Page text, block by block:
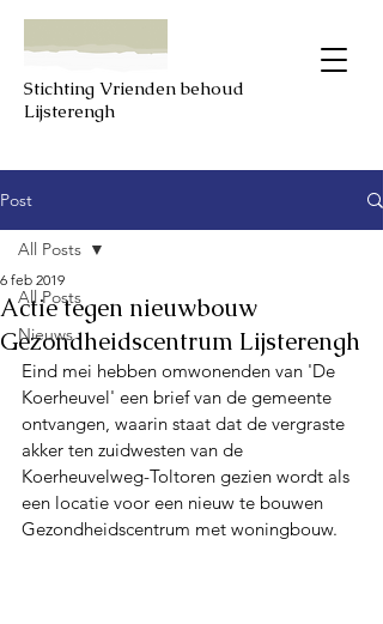
Stichting Vrienden behoud
Lijsterengh
Post
All Posts
Nieuws
All Posts
Actie tegen nieuwbouw
Gezondheidscentrum Lijsterengh
6 feb 2019
Eind mei hebben omwonenden van 'De
Koerheuvel' een brief van de gemeente
ontvangen, waarin staat dat de vergraste
akker ten zuidwesten van de
Koerheuvelweg-Toltoren gezien wordt als
een locatie voor een nieuw te bouwen
Gezondheidscentrum met woningbouw.